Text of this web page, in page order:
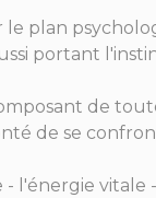
le plan
portant
de
de se
l'énergie